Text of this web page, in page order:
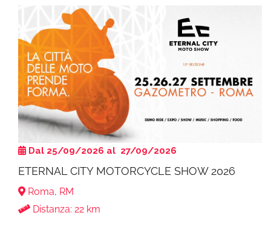
Dal 25/09/2026 al 27/09/2026
ETERNAL CITY MOTORCYCLE SHOW 2026
Roma, RM
Distanza: 22 km